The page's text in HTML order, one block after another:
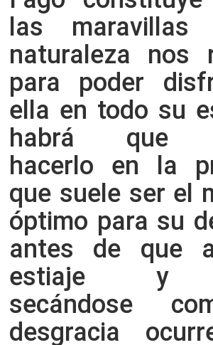
las
naturaleza nos
para poder
ella en todo su
habrá que
hacerlo en la
que suele ser el
óptimo para su
antes de que
estiaje y
secándose
desgracia